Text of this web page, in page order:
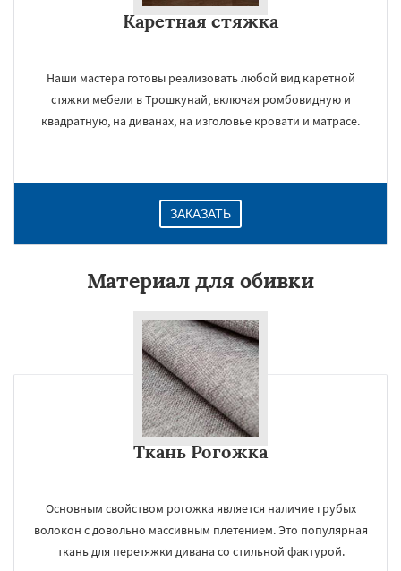
Каретная стяжка
Наши мастера готовы реализовать любой вид каретной
стяжки мебели в Трошкунай, включая ромбовидную и
квадратную, на диванах, на изголовье кровати и матрасе.
ЗАКАЗАТЬ
Материал для обивки
Ткань Рогожка
Основным свойством рогожка является наличие грубых
волокон с довольно массивным плетением. Это популярная
ткань для перетяжки дивана со стильной фактурой.